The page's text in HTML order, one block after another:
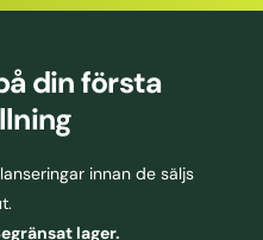
din första
innan de säljs
lager.